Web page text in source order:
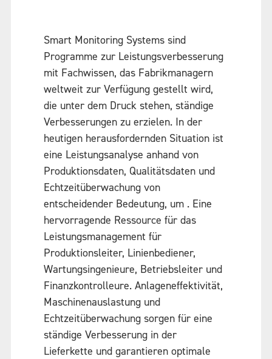
Smart Monitoring Systems sind
Programme zur Leistungsverbesserung
mit Fachwissen, das Fabrikmanagern
weltweit zur Verfügung gestellt wird,
die unter dem Druck stehen, ständige
Verbesserungen zu erzielen. In der
heutigen herausfordernden Situation ist
eine Leistungsanalyse anhand von
Produktionsdaten, Qualitätsdaten und
Echtzeitüberwachung von
entscheidender Bedeutung, um . Eine
hervorragende Ressource für das
Leistungsmanagement für
Produktionsleiter, Linienbediener,
Wartungsingenieure, Betriebsleiter und
Finanzkontrolleure. Anlageneffektivität,
Maschinenauslastung und
Echtzeitüberwachung sorgen für eine
ständige Verbesserung in der
Lieferkette und garantieren optimale